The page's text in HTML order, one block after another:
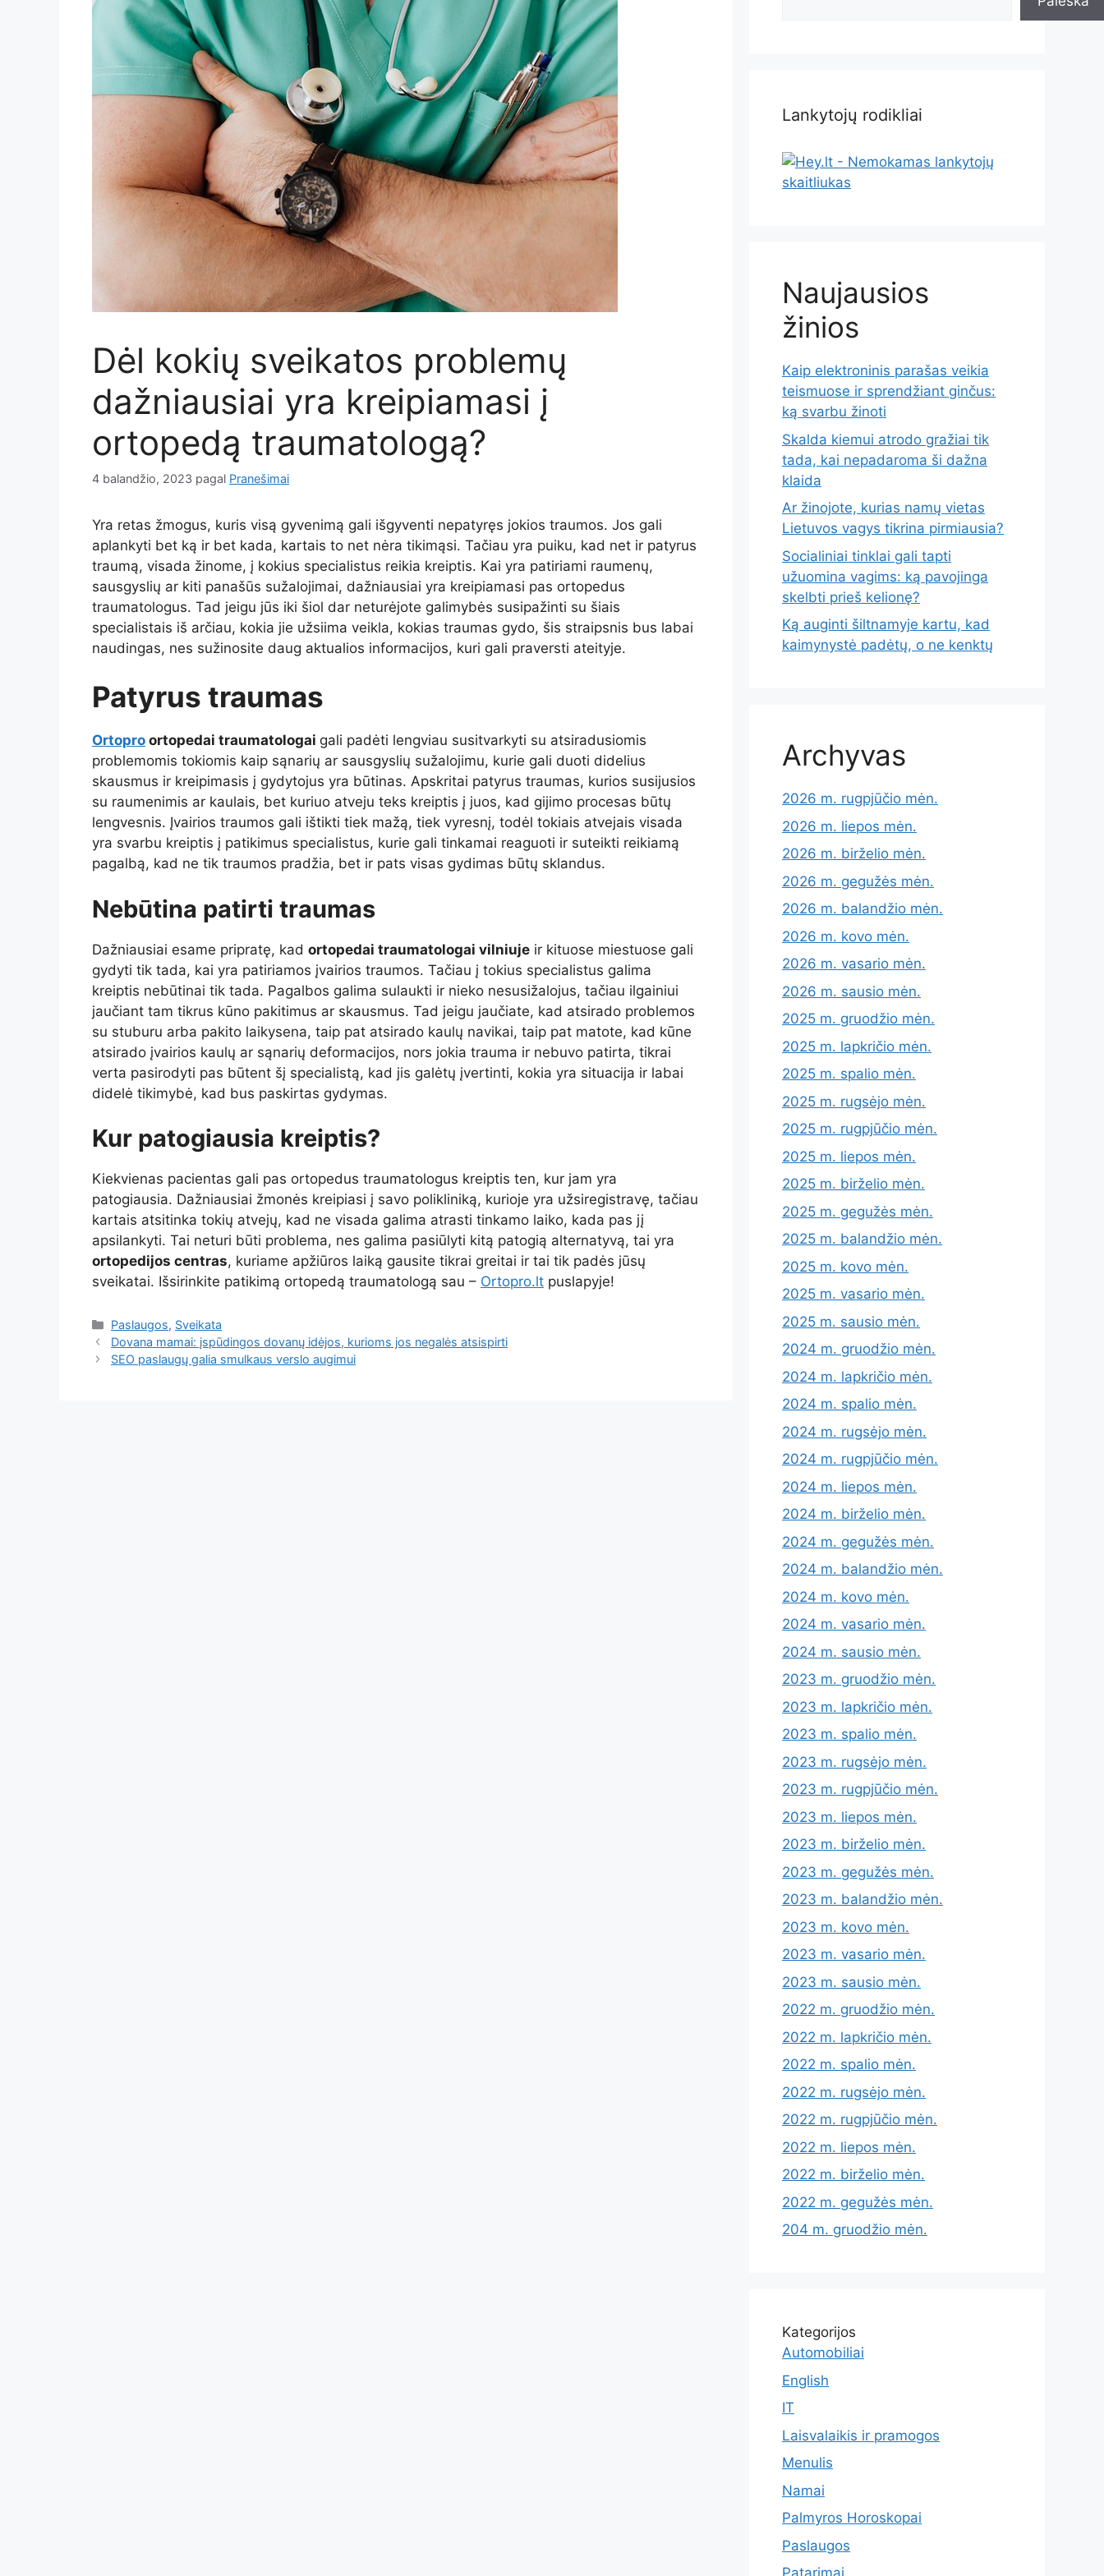
Dėl kokių sveikatos problemų
dažniausiai yra kreipiamasi į
ortopedą traumatologą?
4 balandžio, 2023 pagal Pranešimai
Yra retas žmogus, kuris visą gyvenimą gali išgyventi nepatyręs jokios traumos. Jos gali
aplankyti bet ką ir bet kada, kartais to net nėra tikimąsi. Tačiau yra puiku, kad net ir patyrus
traumą, visada žinome, į kokius specialistus reikia kreiptis. Kai yra patiriami raumenų,
sausgyslių ar kiti panašūs sužalojimai, dažniausiai yra kreipiamasi pas ortopedus
traumatologus. Tad jeigu jūs iki šiol dar neturėjote galimybės susipažinti su šiais
specialistais iš arčiau, kokia jie užsiima veikla, kokias traumas gydo, šis straipsnis bus labai
naudingas, nes sužinosite daug aktualios informacijos, kuri gali praversti ateityje.
Patyrus traumas
Ortopro ortopedai traumatologai gali padėti lengviau susitvarkyti su atsiradusiomis
problemomis tokiomis kaip sąnarių ar sausgyslių sužalojimu, kurie gali duoti didelius
skausmus ir kreipimasis į gydytojus yra būtinas. Apskritai patyrus traumas, kurios susijusios
su raumenimis ar kaulais, bet kuriuo atveju teks kreiptis į juos, kad gijimo procesas būtų
lengvesnis. Įvairios traumos gali ištikti tiek mažą, tiek vyresnį, todėl tokiais atvejais visada
yra svarbu kreiptis į patikimus specialistus, kurie gali tinkamai reaguoti ir suteikti reikiamą
pagalbą, kad ne tik traumos pradžia, bet ir pats visas gydimas būtų sklandus.
Nebūtina patirti traumas
Dažniausiai esame pripratę, kad ortopedai traumatologai vilniuje ir kituose miestuose gali
gydyti tik tada, kai yra patiriamos įvairios traumos. Tačiau į tokius specialistus galima
kreiptis nebūtinai tik tada. Pagalbos galima sulaukti ir nieko nesusižalojus, tačiau ilgainiui
jaučiant tam tikrus kūno pakitimus ar skausmus. Tad jeigu jaučiate, kad atsirado problemos
su stuburu arba pakito laikysena, taip pat atsirado kaulų navikai, taip pat matote, kad kūne
atsirado įvairios kaulų ar sąnarių deformacijos, nors jokia trauma ir nebuvo patirta, tikrai
verta pasirodyti pas būtent šį specialistą, kad jis galėtų įvertinti, kokia yra situacija ir labai
didelė tikimybė, kad bus paskirtas gydymas.
Kur patogiausia kreiptis?
Kiekvienas pacientas gali pas ortopedus traumatologus kreiptis ten, kur jam yra
patogiausia. Dažniausiai žmonės kreipiasi į savo polikliniką, kurioje yra užsiregistravę, tačiau
kartais atsitinka tokių atvejų, kad ne visada galima atrasti tinkamo laiko, kada pas jį
apsilankyti. Tai neturi būti problema, nes galima pasiūlyti kitą patogią alternatyvą, tai yra
ortopedijos centras, kuriame apžiūros laiką gausite tikrai greitai ir tai tik padės jūsų
sveikatai. Išsirinkite patikimą ortopedą traumatologą sau – Ortopro.lt puslapyje!
Kategorijos
Paslaugos, Sveikata
Dovana mamai: įspūdingos dovanų idėjos, kurioms jos negalės atsispirti
SEO paslaugų galia smulkaus verslo augimui
Lankytojų rodikliai
Naujausios
žinios
Kaip elektroninis parašas veikia
teismuose ir sprendžiant ginčus:
ką svarbu žinoti
Skalda kiemui atrodo gražiai tik
tada, kai nepadaroma ši dažna
klaida
Ar žinojote, kurias namų vietas
Lietuvos vagys tikrina pirmiausia?
Socialiniai tinklai gali tapti
užuomina vagims: ką pavojinga
skelbti prieš kelionę?
Ką auginti šiltnamyje kartu, kad
kaimynystė padėtų, o ne kenktų
Archyvas
2026 m. rugpjūčio mėn.
2026 m. liepos mėn.
2026 m. birželio mėn.
2026 m. gegužės mėn.
2026 m. balandžio mėn.
2026 m. kovo mėn.
2026 m. vasario mėn.
2026 m. sausio mėn.
2025 m. gruodžio mėn.
2025 m. lapkričio mėn.
2025 m. spalio mėn.
2025 m. rugsėjo mėn.
2025 m. rugpjūčio mėn.
2025 m. liepos mėn.
2025 m. birželio mėn.
2025 m. gegužės mėn.
2025 m. balandžio mėn.
2025 m. kovo mėn.
2025 m. vasario mėn.
2025 m. sausio mėn.
2024 m. gruodžio mėn.
2024 m. lapkričio mėn.
2024 m. spalio mėn.
2024 m. rugsėjo mėn.
2024 m. rugpjūčio mėn.
2024 m. liepos mėn.
2024 m. birželio mėn.
2024 m. gegužės mėn.
2024 m. balandžio mėn.
2024 m. kovo mėn.
2024 m. vasario mėn.
2024 m. sausio mėn.
2023 m. gruodžio mėn.
2023 m. lapkričio mėn.
2023 m. spalio mėn.
2023 m. rugsėjo mėn.
2023 m. rugpjūčio mėn.
2023 m. liepos mėn.
2023 m. birželio mėn.
2023 m. gegužės mėn.
2023 m. balandžio mėn.
2023 m. kovo mėn.
2023 m. vasario mėn.
2023 m. sausio mėn.
2022 m. gruodžio mėn.
2022 m. lapkričio mėn.
2022 m. spalio mėn.
2022 m. rugsėjo mėn.
2022 m. rugpjūčio mėn.
2022 m. liepos mėn.
2022 m. birželio mėn.
2022 m. gegužės mėn.
204 m. gruodžio mėn.
Kategorijos
Automobiliai
English
IT
Laisvalaikis ir pramogos
Menulis
Namai
Palmyros Horoskopai
Paslaugos